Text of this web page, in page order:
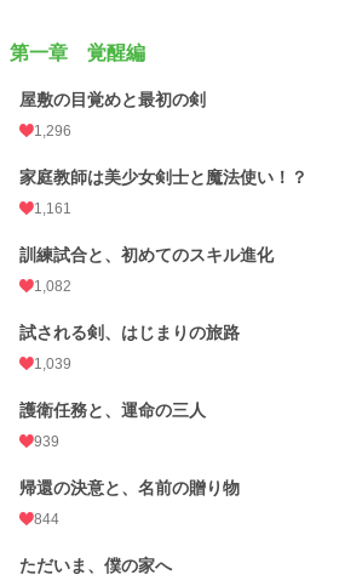
週間ポイント
月間ポイント 18,680 pt (2,530 位)
年間ポイント
累計ポイント 458,988 pt (11,180 位)
第一章 覚醒編
屋敷の目覚めと最初の剣
1,296
家庭教師は美少女剣士と魔法使い！？
1,161
訓練試合と、初めてのスキル進化
1,082
試される剣、はじまりの旅路
1,039
護衛任務と、運命の三人
939
帰還の決意と、名前の贈り物
844
ただいま、僕の家へ